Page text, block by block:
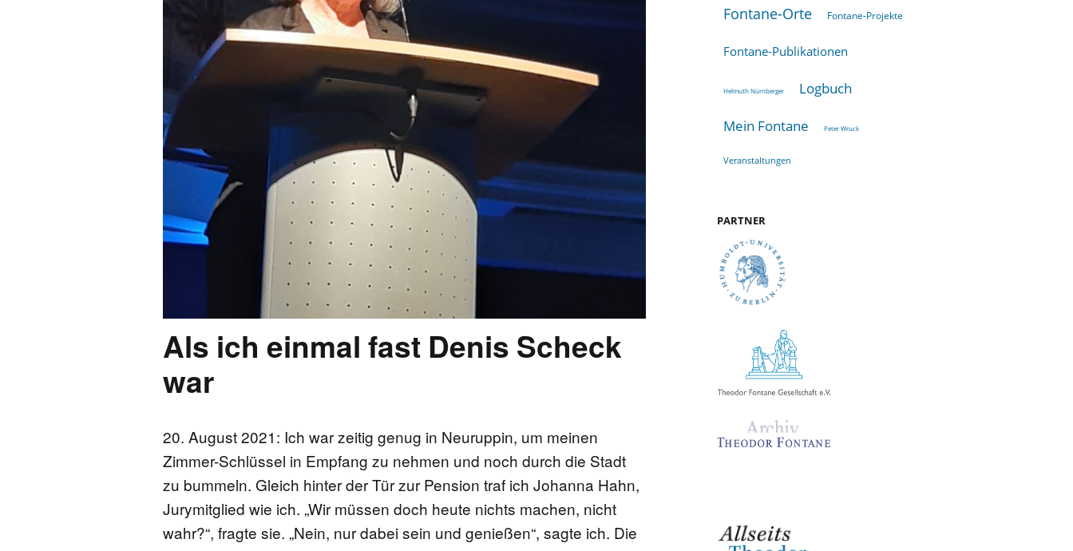
Als ich einmal fast Denis Scheck
war
20. August 2021: Ich war zeitig genug in Neuruppin, um meinen
Zimmer-Schlüssel in Empfang zu nehmen und noch durch die Stadt
zu bummeln. Gleich hinter der Tür zur Pension traf ich Johanna Hahn,
Jurymitglied wie ich. „Wir müssen doch heute nichts machen, nicht
wahr?“, fragte sie. „Nein, nur dabei sein und genießen“, sagte ich. Die
Fontane-Orte Fontane-Projekte
Fontane-Publikationen
Helmuth Nürnberger Logbuch
Mein Fontane Peter Wruck
Veranstaltungen
PARTNER